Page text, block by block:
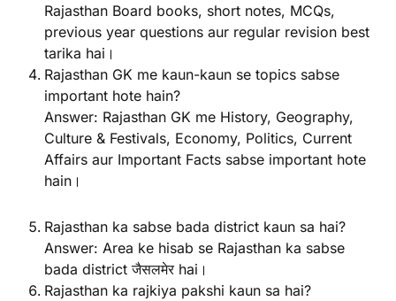
Rajasthan Board books, short notes, MCQs,
previous year questions aur regular revision best
tarika hai।
Rajasthan GK me kaun-kaun se topics sabse
important hote hain?
Answer: Rajasthan GK me History, Geography,
Culture & Festivals, Economy, Politics, Current
Affairs aur Important Facts sabse important hote
hain।
Rajasthan ka sabse bada district kaun sa hai?
Answer: Area ke hisab se Rajasthan ka sabse
bada district जैसलमेर hai।
Rajasthan ka rajkiya pakshi kaun sa hai?